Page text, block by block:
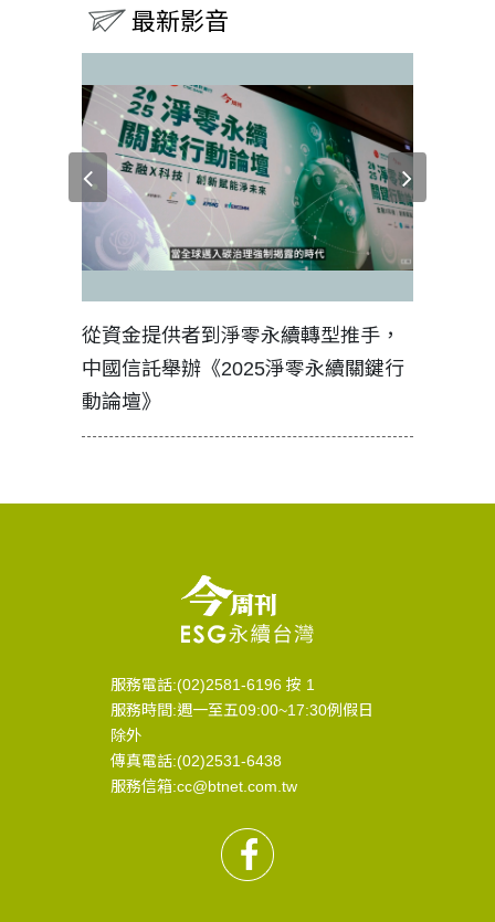
最新影音
從資金提供者到淨零永續轉型推手，
中國信託舉辦《2025淨零永續關鍵行
動論壇》
服務電話:(02)2581-6196 按 1
服務時間:週一至五09:00~17:30例假日
除外
傳真電話:(02)2531-6438
服務信箱:cc@btnet.com.tw